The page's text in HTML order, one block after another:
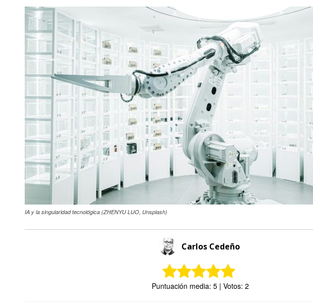
IA y la singularidad tecnológica (ZHENYU LUO, Unsplash)
Carlos Cedeño
Puntuación media: 5 | Votos: 2